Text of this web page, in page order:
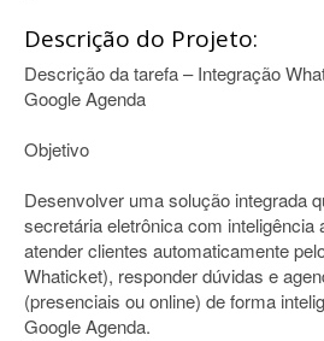
Descrição do Projeto:
Descrição da tarefa – Integração
Google Agenda
Objetivo
Desenvolver uma solução integrada
secretária eletrônica com inteligência
atender clientes automaticamente
Whaticket), responder dúvidas e
(presenciais ou online) de forma
Google Agenda.